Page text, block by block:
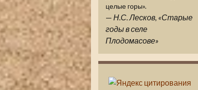
целые горы».
— Н.С. Лесков, «Старые
годы в селе
Плодомасове»